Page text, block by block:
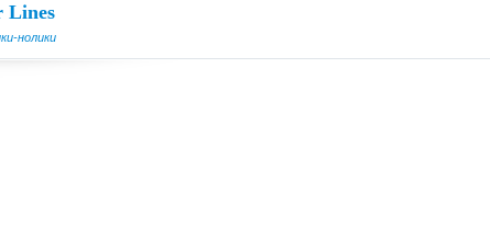
Lines
нолики